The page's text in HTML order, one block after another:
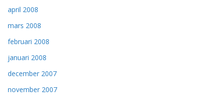
april 2008
mars 2008
februari 2008
januari 2008
december 2007
november 2007